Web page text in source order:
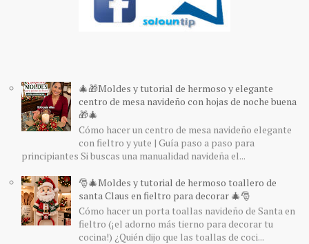
🎄🎁Moldes y tutorial de hermoso y elegante
centro de mesa navideño con hojas de noche buena
🎁🎄
Cómo hacer un centro de mesa navideño elegante
con fieltro y yute | Guía paso a paso para
principiantes Si buscas una manualidad navideña el...
🎅🎄Moldes y tutorial de hermoso toallero de
santa Claus en fieltro para decorar 🎄🎅
Cómo hacer un porta toallas navideño de Santa en
fieltro (¡el adorno más tierno para decorar tu
cocina!) ¿Quién dijo que las toallas de coci...